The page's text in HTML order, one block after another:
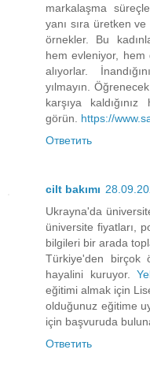
markalaşma
yanı sıra üretken
örnekler. Bu
hem evleniyor, hem
alıyorlar.
yılmayın.
karşıya
görün. https://
Ответить
cilt bakımı
Ukrayna'da
üniversite fiyatları,
bilgileri bir arada
Türkiye'den birçok
hayalini kuruyor.
eğitimi almak için
olduğunuz eğitime
için başvuruda
Ответить